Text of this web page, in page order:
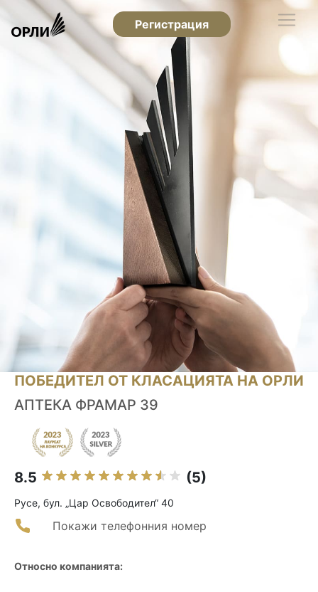
Регистрация
ПОБЕДИТЕЛ ОТ КЛАСАЦИЯТА НА ОРЛИ
АПТЕКА ФРАМАР 39
8.5 (5)
Русе, бул. „Цар Освободител“ 40
Покажи телефонния номер
Относно компанията: